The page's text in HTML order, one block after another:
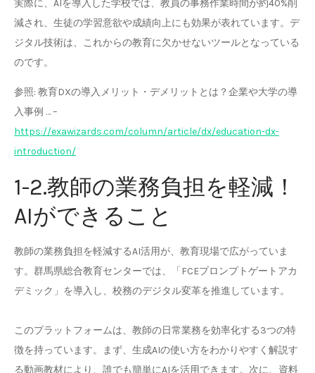
実際に、AIを導入した学校では、教員の事務作業時間が約40%削
減され、生徒の学習意欲や成績向上にも効果が表れています。デ
ジタル技術は、これからの教育に欠かせないツールとなっている
のです。
参照: 教育DXの導入メリット・デメリットとは？企業や大学の導
入事例 … –
https://exawizards.com/column/article/dx/education-dx-
introduction/
1-2.教師の業務負担を軽減！
AIができること
教師の業務負担を軽減するAI活用が、教育現場で広がっていま
す。群馬県総合教育センターでは、「FCEプロンプトゲートアカ
デミック」を導入し、校務のデジタル変革を推進しています。
このプラットフォームは、教師の日常業務を効率化する3つの特
徴を持っています。まず、生成AIの使い方をわかりやすく解説す
る動画教材により、誰でも簡単にAIを活用できます。次に、資料